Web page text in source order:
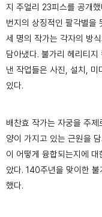
지 주얼리 23피스를 공개했
번지의 상징적인 팔각별을
세 명의 작가는 각자의 방
담아냈다. 불가리 헤리티
낸 작업들은 사진, 설치,
있다.
배찬효 작가는 자궁을 주
양이 가지고 있는 근원을
이 어떻게 융합되는지에
았다. 140주년을 맞이한
했다.